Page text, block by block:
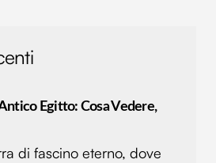
Egitto: Cosa Vedere,
di fascino eterno, dove